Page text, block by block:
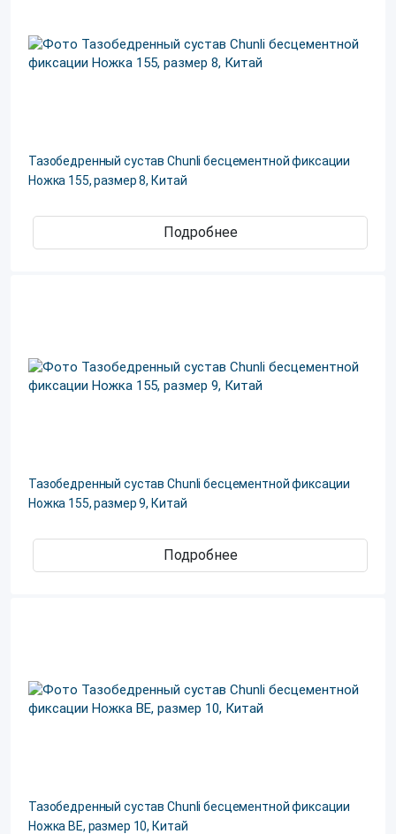
Тазобедренный сустав Chunli бесцементной фиксации
Ножка 155, размер 8, Китай
Подробнее
Тазобедренный сустав Chunli бесцементной фиксации
Ножка 155, размер 9, Китай
Подробнее
Тазобедренный сустав Chunli бесцементной фиксации
Ножка ВЕ, размер 10, Китай